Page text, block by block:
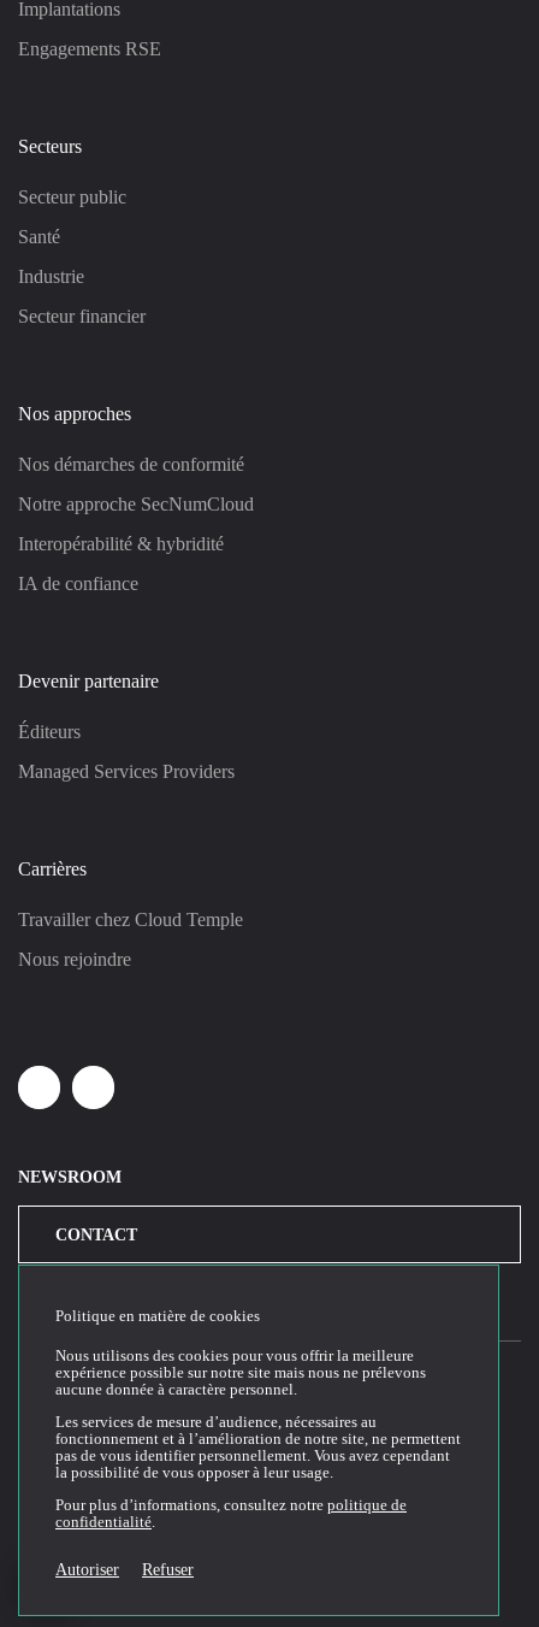
Implantations
Engagements RSE
Secteurs
Secteur public
Santé
Industrie
Secteur financier
Nos approches
Nos démarches de conformité
Notre approche SecNumCloud
Interopérabilité & hybridité
IA de confiance
Devenir partenaire
Éditeurs
Managed Services Providers
Carrières
Travailler chez Cloud Temple
Nous rejoindre
LinkedinYoutube
NEWSROOM
CONTACT
Conditions générales d'utilisation du site web
Politique de confidentialité
Politique de cookies
Conditions Générales de Vente et Utilisation (CGVU)
Politique en matière de cookies
Nous utilisons des cookies pour vous offrir la meilleure
expérience possible sur notre site mais nous ne prélevons
aucune donnée à caractère personnel.
Les services de mesure d’audience, nécessaires au
fonctionnement et à l’amélioration de notre site, ne permettent
pas de vous identifier personnellement. Vous avez cependant
la possibilité de vous opposer à leur usage.
Pour plus d’informations, consultez notre politique de
confidentialité.
Autoriser Refuser